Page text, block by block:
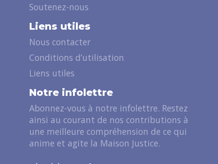
Soutenez-nous
Liens utiles
Nous contacter
Conditions d’utilisation
Liens utiles
Notre infolettre
Abonnez-vous à notre infolettre. Restez
ainsi au courant de nos contributions à
une meilleure compréhension de ce qui
anime et agite la Maison Justice.